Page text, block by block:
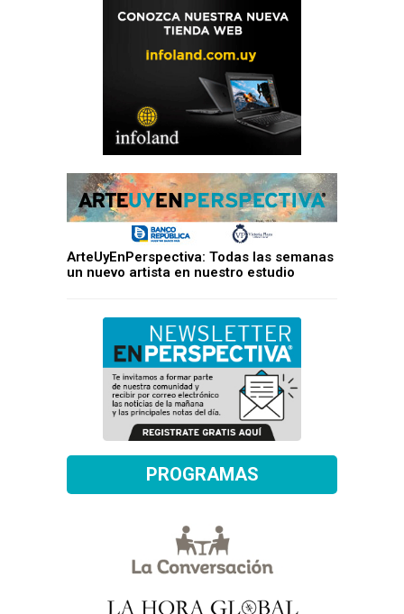
ArteUyEnPerspectiva: Todas las semanas
un nuevo artista en nuestro estudio
PROGRAMAS